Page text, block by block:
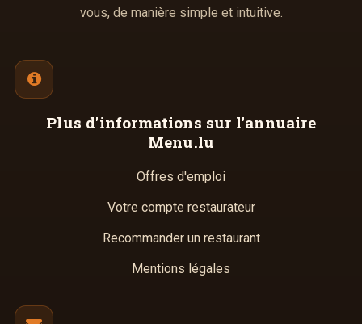
vous, de manière simple et intuitive.
Plus d'informations sur l'annuaire
Menu.lu
Offres d'emploi
Votre compte restaurateur
Recommander un restaurant
Mentions légales